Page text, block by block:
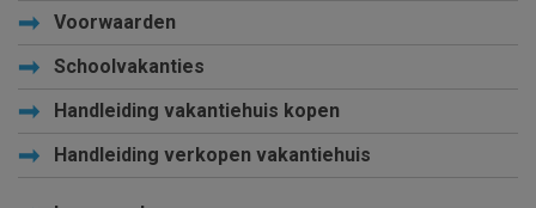
Voorwaarden
Schoolvakanties
Handleiding vakantiehuis kopen
Handleiding verkopen vakantiehuis